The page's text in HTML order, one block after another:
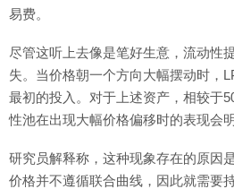
易费。
尽管这听上去像是笔好生意，流动性
失。当价格朝一个方向大幅摆动时，
最初的投入。对于上述资产，相较于
性池在出现大幅价格偏移时的表现会明
研究员解释称，这种现象存在的原因
价格并不遵循联合曲线，因此就需要